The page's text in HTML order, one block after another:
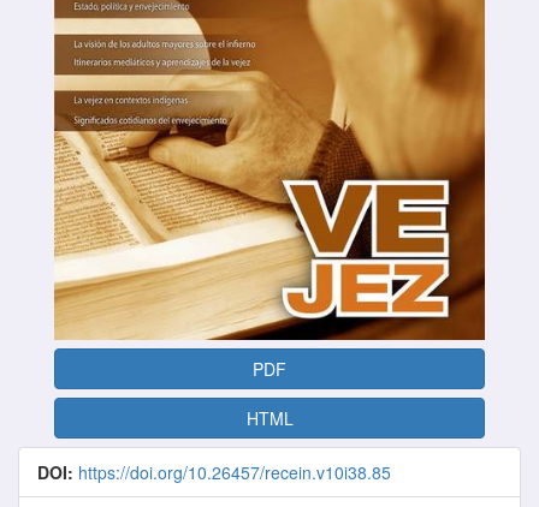
PDF
HTML
DOI: https://doi.org/10.26457/recein.v10i38.85